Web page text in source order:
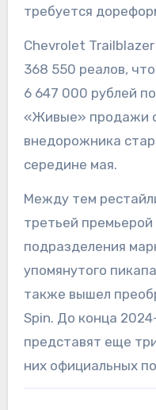
требуется
Chevrolet
368 550 реалов,
6 647 000 рублей
«Живые» продажи
внедорожника
середине мая.
Между тем
третьей премьерой
подразделения
упомянутого
также вышел
Spin. До конца
представят еще
них официальных